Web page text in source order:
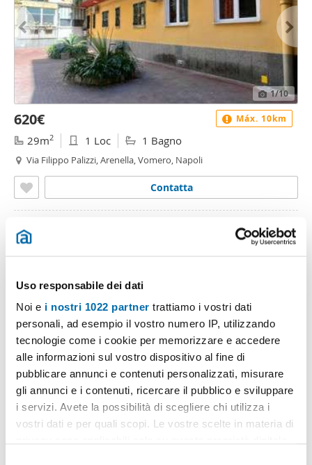
Uso responsabile dei dati
Noi e i nostri 1022 partner trattiamo i vostri dati
personali, ad esempio il vostro numero IP, utilizzando
tecnologie come i cookie per memorizzare e accedere
alle informazioni sul vostro dispositivo al fine di
pubblicare annunci e contenuti personalizzati, misurare
gli annunci e i contenuti, ricercare il pubblico e sviluppare
i servizi. Avete la possibilità di scegliere chi utilizza i
vostri dati e per quali scopi. Le vostre scelte in materia di
1/10
620€
29m2 1 Loc 1 Bagno
Via Filippo Palizzi, Arenella, Vomero, Napoli
Contatta
Máx. 10km
800€
40m2 1 Loc 1 Bagno
Vico Politi, Centro - Quartieri Spagnoli, Napoli
Máx. 10km